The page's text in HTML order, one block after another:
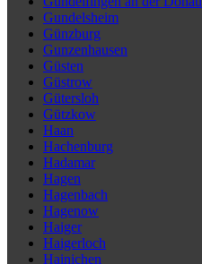
Gundelsheim
Günzburg
Gunzenhausen
Güsten
Güstrow
Gütersloh
Gützkow
Haan
Hachenburg
Hadamar
Hagen
Hagenbach
Hagenow
Haiger
Haigerloch
Hainichen